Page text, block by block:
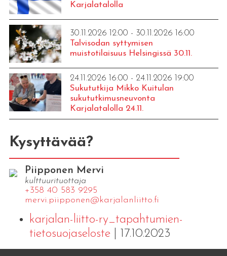
Karjalatalolla
30.11.2026 12:00 - 30.11.2026 16:00
Talvisodan syttymisen
muistotilaisuus Helsingissä 30.11.
24.11.2026 16:00 - 24.11.2026 19:00
Sukututkija Mikko Kuitulan
sukututkimusneuvonta
Karjalatalolla 24.11.
Kysyttävää?
Piipponen Mervi
kulttuurituottaja
+358 40 583 9295
mervi.​piipponen@​kar​jala​nlii​tto.​fi
karjalan-liitto-ry_tapahtumien-
tietosuojaseloste| 17.10.2023